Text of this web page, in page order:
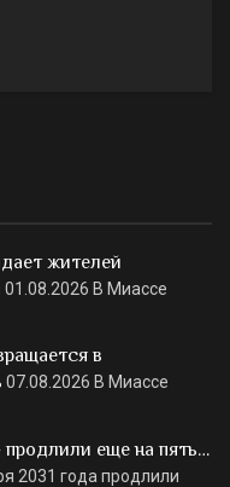
жителей
01.08.2026 В Миассе
в
07.08.2026 В Миассе
еще на пять…
2031 года продлили